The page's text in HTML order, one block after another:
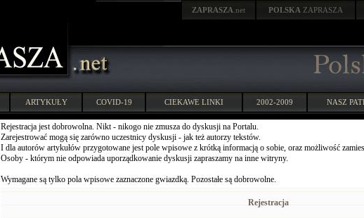
ZAPRASZA .net POLSKA ZAPRASZA
ARTYKUŁY COVID-19 CIEKAWE LINKI 2002-2009 NASZ
Rejestracja jest dobrowolna. Nikt - nikogo nie zmusza do dyskusji na Portalu.
Zarejestrować mogą się zarówno uczestnicy dyskusji - jak też autorzy tekstów.
I dla autorów artykułów przygotowane jest pole wpisowe z krótką informacją o sobie, oraz możliwość
Osoby - którym nie odpowiada uporządkowanie dyskusji zapraszamy na inne witryny.
Wymagane są tylko pola wpisowe zaznaczone gwiazdką. Pozostałe są dobrowolne.
Rejestracja